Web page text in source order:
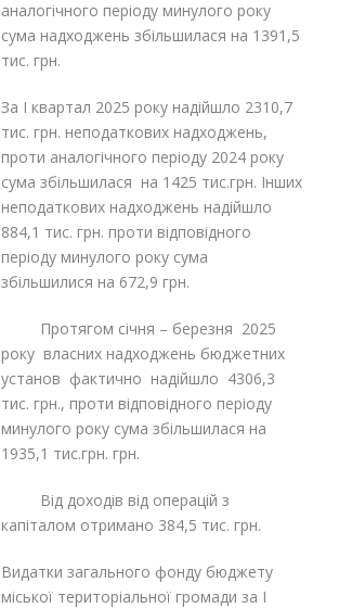
аналогічного періоду минулого року
сума надходжень збільшилася на 1391,5
тис. грн.
За І квартал 2025 року надійшло 2310,7
тис. грн. неподаткових надходжень,
проти аналогічного періоду 2024 року
сума збільшилася на 1425 тис.грн. Інших
неподаткових надходжень надійшло
884,1 тис. грн. проти відповідного
періоду минулого року сума
збільшилися на 672,9 грн.
Протягом січня – березня 2025
року власних надходжень бюджетних
установ фактично надійшло 4306,3
тис. грн., проти відповідного періоду
минулого року сума збільшилася на
1935,1 тис.грн. грн.
Від доходів від операцій з
капіталом отримано 384,5 тис. грн.
Видатки загального фонду бюджету
міської територіальної громади за І